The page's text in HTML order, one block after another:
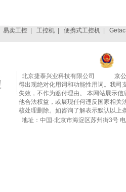
易卖工控| 工控机| 便携式工控机| Getac
北京捷泰兴业科技有限公司
京
得出现绝对化用词和功能性用词。我司
失效，不作为赔付理由。 本网站展示
他合法权益，或展现任何违反国家相
核处理删除。如咨询了解表示默认以上
地址：中国·北京市海淀区苏州街3号